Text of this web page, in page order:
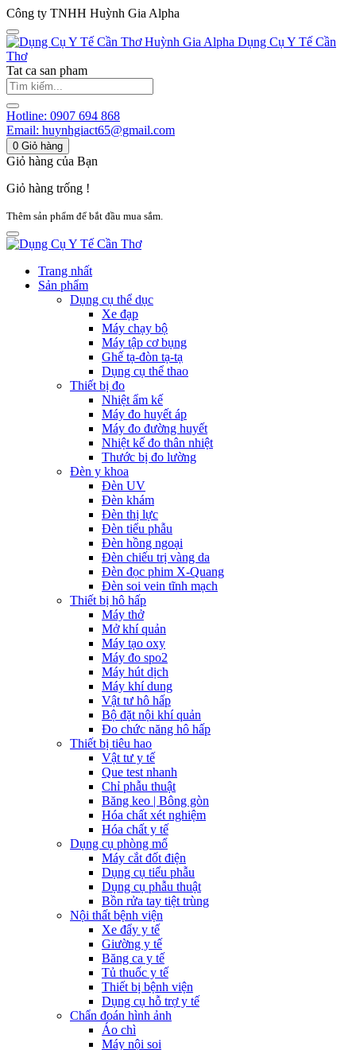
Công ty TNHH Huỳnh Gia Alpha
Huỳnh Gia Alpha Dụng Cụ Y Tế Cần
Thơ
Tat ca san pham
Hotline: 0907 694 868
Email: huynhgiact65@gmail.com
0 Giỏ hàng
Giỏ hàng của Bạn
Giỏ hàng trống !
Thêm sản phẩm để bắt đầu mua sắm.
Trang nhất
Sản phẩm
Dụng cụ thể dục
Xe đạp
Máy chạy bộ
Máy tập cơ bụng
Ghế tạ-đòn tạ-tạ
Dụng cụ thể thao
Thiết bị đo
Nhiệt ẩm kế
Máy đo huyết áp
Máy đo đường huyết
Nhiệt kế đo thân nhiệt
Thước bị đo lường
Đèn y khoa
Đèn UV
Đèn khám
Đèn thị lực
Đèn tiểu phẫu
Đèn hồng ngoại
Đèn chiếu trị vàng da
Đèn đọc phim X-Quang
Đèn soi vein tĩnh mạch
Thiết bị hô hấp
Máy thở
Mở khí quản
Máy tạo oxy
Máy đo spo2
Máy hút dịch
Máy khí dung
Vật tư hô hấp
Bộ đặt nội khí quản
Đo chức năng hô hấp
Thiết bị tiêu hao
Vật tư y tế
Que test nhanh
Chỉ phẫu thuật
Băng keo | Bông gòn
Hóa chất xét nghiệm
Hóa chất y tế
Dụng cụ phòng mổ
Máy cắt đốt điện
Dụng cụ tiểu phẫu
Dụng cụ phẫu thuật
Bồn rửa tay tiệt trùng
Nội thất bệnh viện
Xe đẩy y tế
Giường y tế
Băng ca y tế
Tủ thuốc y tế
Thiết bị bệnh viện
Dụng cụ hỗ trợ y tế
Chẩn đoán hình ảnh
Áo chì
Máy nội soi